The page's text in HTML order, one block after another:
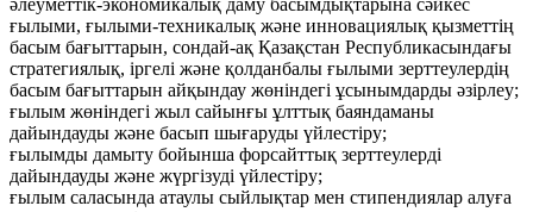
ғылыми, ғылыми-техникалық және инновациялық қызметтің
басым бағыттарын, сондай-ақ Қазақстан Республикасындағы
стратегиялық, іргелі және қолданбалы ғылыми зерттеулердің
басым бағыттарын айқындау жөніндегі ұсынымдарды әзірлеу;
ғылым жөніндегі жыл сайынғы ұлттық баяндаманы
дайындауды және басып шығаруды үйлестіру;
ғылымды дамыту бойынша форсайттық зерттеулерді
дайындауды және жүргізуді үйлестіру;
ғылым саласында атаулы сыйлықтар мен стипендиялар алуға